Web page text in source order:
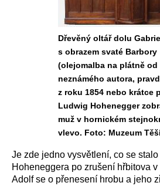
Dřevěný oltář dolu
s obrazem svaté Barbory
(olejomalba na plátně od
neznámého autora,
z roku 1854 nebo krátce
Ludwig Hohenegger
muž v hornickém
vlevo. Foto: Muzeum
Je zde jedno vysvětlení, co se
Hoheneggera po zrušení hřbitova
Adolf se o přenesení hrobu a jeho